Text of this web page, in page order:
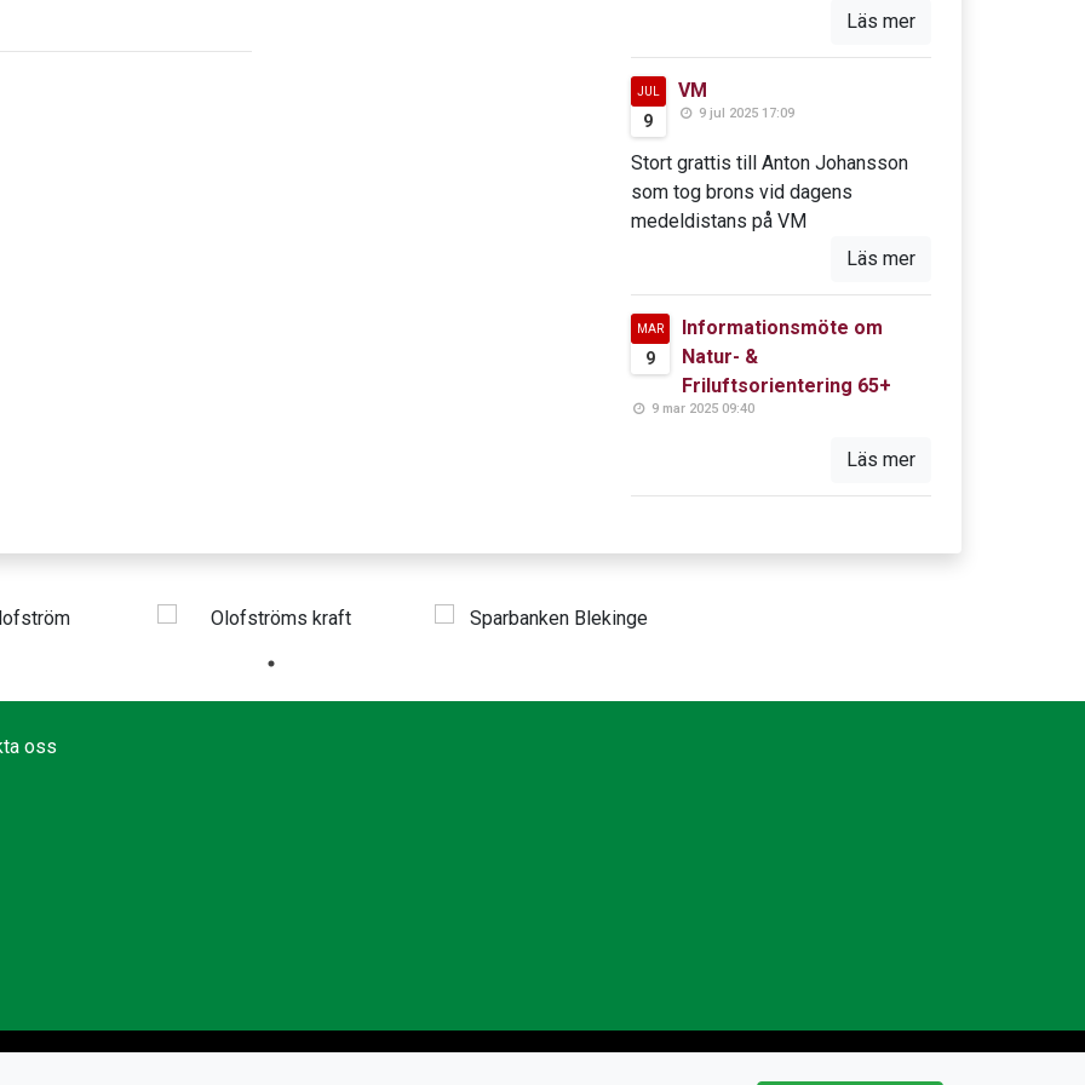
Läs mer
JUL
9
VM
9 jul 2025 17:09
Stort grattis till Anton Johansson
som tog brons vid dagens
medeldistans på VM
Läs mer
MAR
9
Informationsmöte om
Natur- &
Friluftsorientering 65+
9 mar 2025 09:40
Läs mer
oss